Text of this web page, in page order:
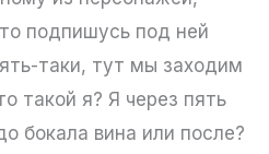
подпишусь под ней
таки, тут мы заходим
такой я? Я через пять
бокала вина или после?